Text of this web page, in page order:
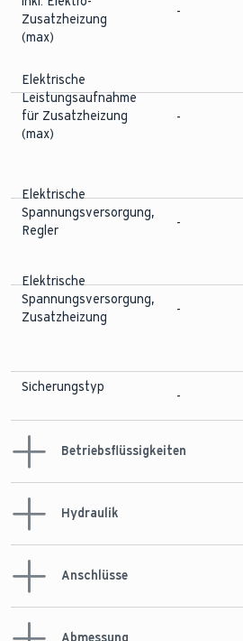
Zusatzheizung
(max)
-
Elektrische
Leistungsaufnahme
für Zusatzheizung
(max)
-
Elektrische
Spannungsversorgung,
Regler
-
Elektrische
Spannungsversorgung,
Zusatzheizung
-
Sicherungstyp
-
Betriebsflüssigkeiten
Inhalt Heizwasser
Inhalt
Wärmeträgerflüssigkeit
Hydraulik
Pumpenvolumenstrom
(min)
Pumpenvolumenstrom
Anschlüsse
Abmessung